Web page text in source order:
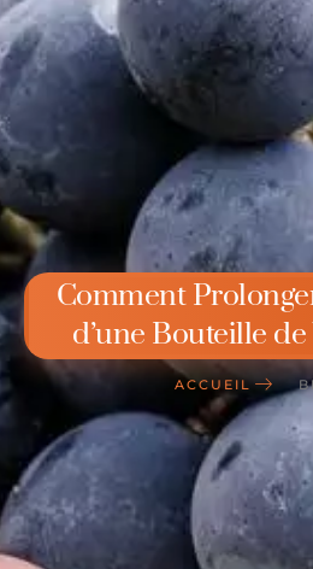
Comment
d’une Bouteille
ACCUEIL